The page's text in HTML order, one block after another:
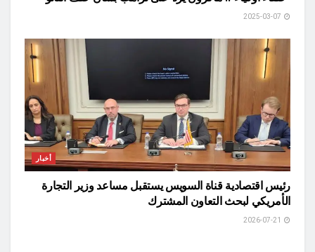
أخبار
رئيس اقتصادية قناة السويس يستقبل مساعد وزير التجارة
الأمريكي لبحث التعاون المشترك